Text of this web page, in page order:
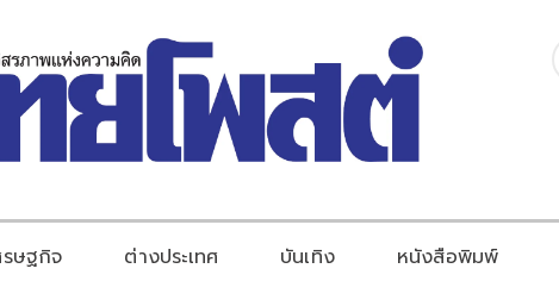
รษฐกิจ ต่างประเทศ บันเทิง หนังสือพิมพ์